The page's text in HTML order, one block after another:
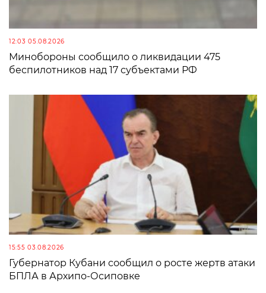
12:03 05.08.2026
Минобороны сообщило о ликвидации 475
беспилотников над 17 субъектами РФ
15:55 03.08.2026
Губернатор Кубани сообщил о росте жертв атаки
БПЛА в Архипо-Осиповке